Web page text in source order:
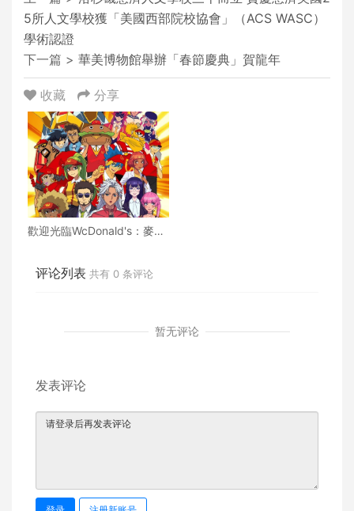
5所人文學校獲「美國西部院校協會」（ACS WASC）
學術認證
下一篇 > 華美博物館舉辦「春節慶典」賀龍年
收藏 分享
歡迎光臨WcDonald's：麥當
评论列表 共有 0 条评论
暂无评论
发表评论